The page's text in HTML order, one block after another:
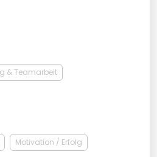
& Teamarbeit
Motivation / Erfolg